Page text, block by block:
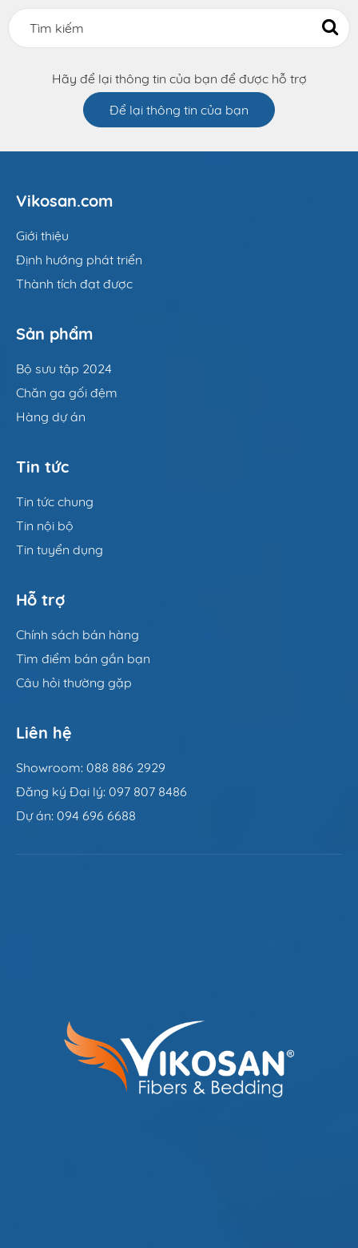
Hãy để lại thông tin của bạn để được hỗ trợ
Để lại thông tin của bạn
Vikosan.com
Giới thiệu
Định hướng phát triển
Thành tích đạt được
Sản phẩm
Bộ sưu tập 2024
Chăn ga gối đệm
Hàng dự án
Tin tức
Tin tức chung
Tin nội bộ
Tin tuyển dụng
Hỗ trợ
Chính sách bán hàng
Tìm điểm bán gần bạn
Câu hỏi thường gặp
Liên hệ
Showroom: 088 886 2929
Đăng ký Đại lý: 097 807 8486
Dự án: 094 696 6688